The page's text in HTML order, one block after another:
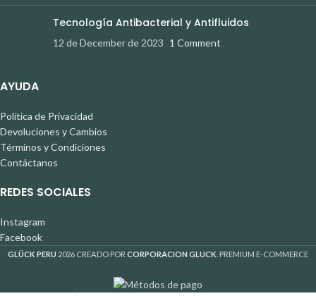
Tecnología Antibacterial y Antifluidos
12 de December de 2023 1 Comment
AYUDA
Política de Privacidad
Devoluciones y Cambios
Términos y Condiciones
Contáctanos
REDES SOCIALES
Instagram
Facebook
GLÜCK PERU 2026 CREADO POR CORPORACION GLUCK . PREMIUM E-COMMERCE